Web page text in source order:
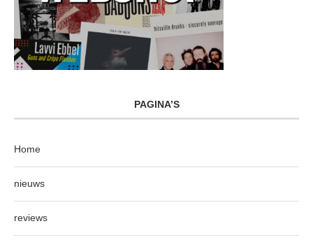
PAGINA’S
Home
nieuws
reviews